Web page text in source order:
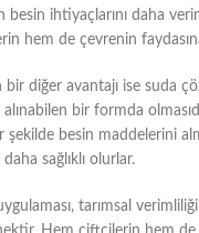
ihtiyaçlarını daha
hem de çevrenin
bir diğer avantajı ise suda
bir formda
besin maddelerini
sağlıklı olurlar.
tarımsal